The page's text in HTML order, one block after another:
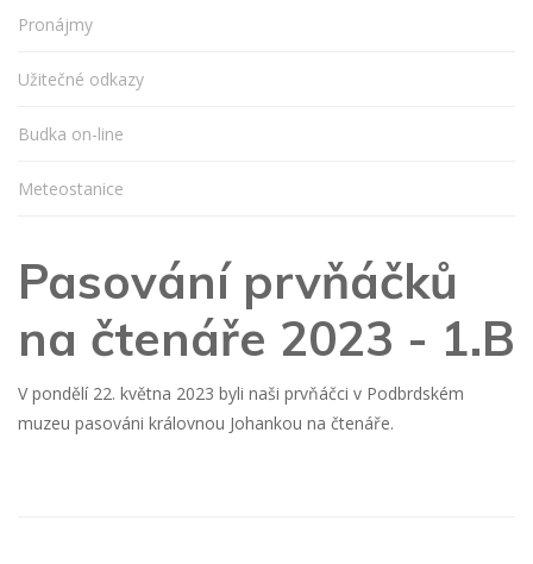
Pronájmy
Užitečné odkazy
Budka on-line
Meteostanice
Pasování prvňáčků
na čtenáře 2023 - 1.B
V pondělí 22. května 2023 byli naši prvňáčci v Podbrdském
muzeu pasováni královnou Johankou na čtenáře.